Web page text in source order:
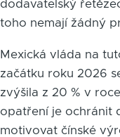
dodavatelský
toho nemají žádný
Mexická vláda na
začátku roku 2026
zvýšila z 20 % v
opatření je ochránit
motivovat čínské